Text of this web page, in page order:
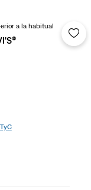
a la habitual